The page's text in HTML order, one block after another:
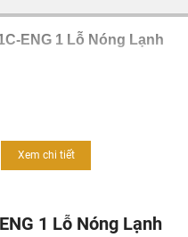
ENG 1 Lỗ Nóng Lạnh
Xem chi tiết
1 Lỗ Nóng Lạnh